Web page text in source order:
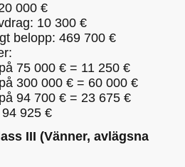
000 €
10 300 €
belopp: 469 700 €
75 000 € = 11 250 €
300 000 € = 60 000 €
94 700 € = 23 675 €
925 €
III (Vänner, avlägsna